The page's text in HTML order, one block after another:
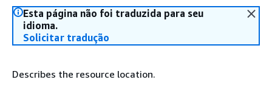
Esta página não foi traduzida para seu
idioma.
Solicitar tradução
Describes the resource location.